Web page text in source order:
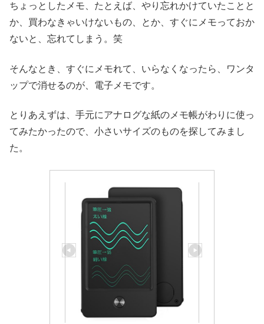
ちょっとしたメモ、たとえば、やり忘れかけていたことと
か、買わなきゃいけないもの、とか、すぐにメモっておか
ないと、忘れてしまう。笑
そんなとき、すぐにメモれて、いらなくなったら、ワンタ
ップで消せるのが、電子メモです。
とりあえずは、手元にアナログな紙のメモ帳がわりに使っ
てみたかったので、小さいサイズのものを探してみまし
た。